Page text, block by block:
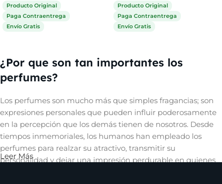
Producto Original
Paga Contraentrega
Envío Gratis
Producto Original
Paga Contraentrega
Envío Gratis
¿Por que son tan importantes los
perfumes?
Los perfumes son mucho más que simples fragancias; son
expresiones personales que pueden influir poderosamente
en la percepción que los demás tienen de nosotros. Desde
tiempos inmemoriales, los humanos han empleado los
perfumes para realzar su atractivo, transmitir su
personalidad y dejar una impresión perdurable en quienes
Leer Más